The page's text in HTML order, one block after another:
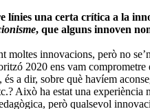
línies una certa crítica a la
, que alguns innoven
moltes innovacions, però no
2020 ens vam comprometre
a dir, sobre què havíem
Això ha estat una
però qualsevol